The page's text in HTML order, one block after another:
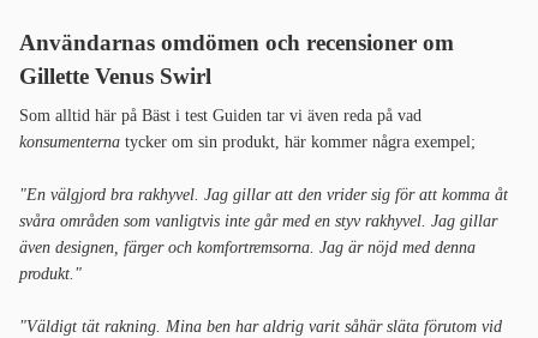
Användarnas omdömen och recensioner om
Gillette Venus Swirl
Som alltid här på Bäst i test Guiden tar vi även reda på vad
konsumenterna tycker om sin produkt, här kommer några exempel;
"En välgjord bra rakhyvel. Jag gillar att den vrider sig för att komma åt
svåra områden som vanligtvis inte går med en styv rakhyvel. Jag gillar
även designen, färger och komfortremsorna. Jag är nöjd med denna
produkt."
"Väldigt tät rakning. Mina ben har aldrig varit såhär släta förutom vid